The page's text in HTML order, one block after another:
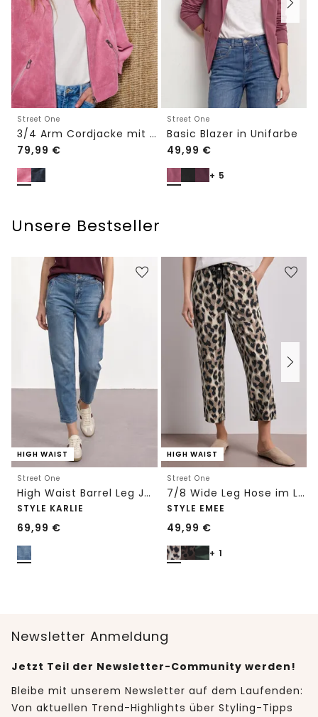
Street One
3/4 Arm Cordjacke mit Hemdkragen
79,99 €
Street One
Basic Blazer in Unifarbe
49,99 €
+ 5
Unsere Bestseller
HIGH WAIST
Street One
High Waist Barrel Leg Jeans im Loose Fit
STYLE KARLIE
69,99 €
HIGH WAIST
Street One
7/8 Wide Leg Hose im Loose Fit mit Print
STYLE EMEE
49,99 €
+ 1
Newsletter Anmeldung
Jetzt Teil der Newsletter-Community werden!
Bleibe mit unserem Newsletter auf dem Laufenden:
Von aktuellen Trend-Highlights über Styling-Tipps